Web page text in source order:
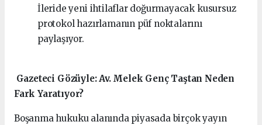
İleride yeni ihtilaflar doğurmayacak kusursuz
protokol hazırlamanın püf noktalarını
paylaşıyor.
️ Gazeteci Gözüyle: Av. Melek Genç Taştan Neden
Fark Yaratıyor?
Boşanma hukuku alanında piyasada birçok yayın